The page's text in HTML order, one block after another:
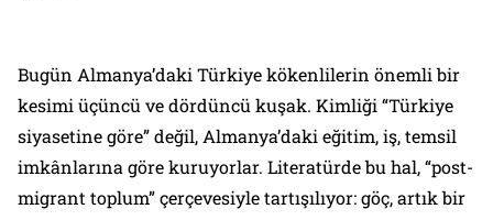
Bugün Almanya’daki Türkiye kökenlilerin önemli bir
kesimi üçüncü ve dördüncü kuşak. Kimliği “Türkiye
siyasetine göre” değil, Almanya’daki eğitim, iş, temsil
imkânlarına göre kuruyorlar. Literatürde bu hal, “post-
migrant toplum” çerçevesiyle tartışılıyor: göç, artık bir